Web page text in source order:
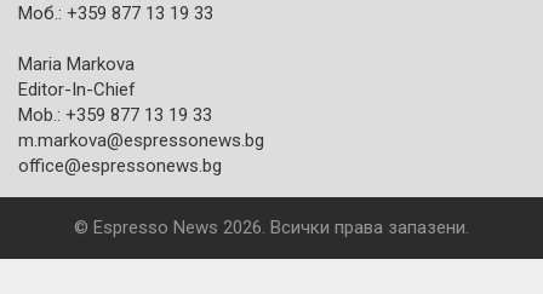
Моб.: +359 877 13 19 33
Maria Markova
Editor-In-Chief
Mob.: +359 877 13 19 33
m.markova@espressonews.bg
office@espressonews.bg
© Espresso News 2026. Всички права запазени.